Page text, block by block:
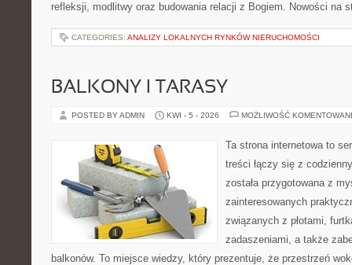
refleksji, modlitwy oraz budowania relacji z Bogiem. Nowości na
CATEGORIES: ANALIZY LOKALNYCH RYNKÓW NIERUCHOMOŚCI
BALKONY I TARASY
POSTED BY ADMIN KWI - 5 - 2026 MOŻLIWOŚĆ
Ta strona internetowa to
treści łączy się z
została przygotowana z
zainteresowanych
związanych z płotami,
zadaszeniami, a także
balkonów. To miejsce wiedzy, który prezentuje, że przestrzeń